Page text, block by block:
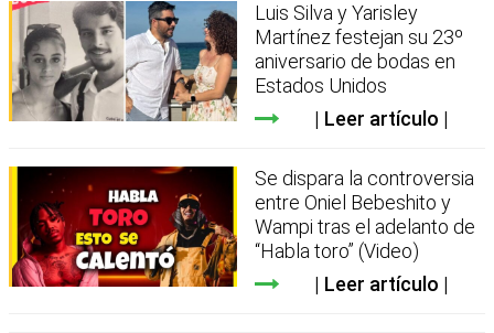
Luis Silva y Yarisley
Martínez festejan su 23º
aniversario de bodas en
Estados Unidos
Leer artículo
Se dispara la controversia
entre Oniel Bebeshito y
Wampi tras el adelanto de
“Habla toro” (Video)
Leer artículo